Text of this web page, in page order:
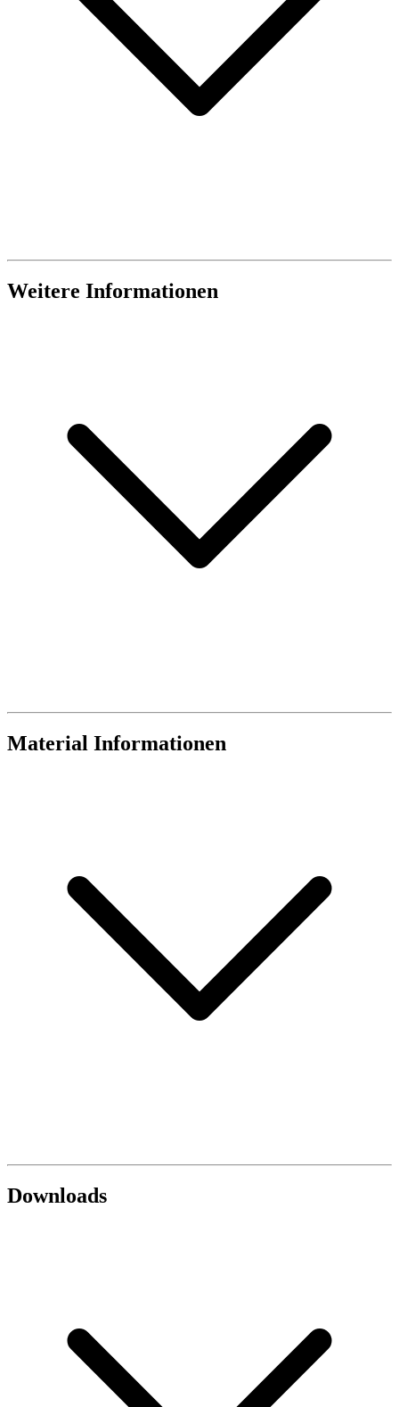
Weitere Informationen
Material Informationen
Downloads